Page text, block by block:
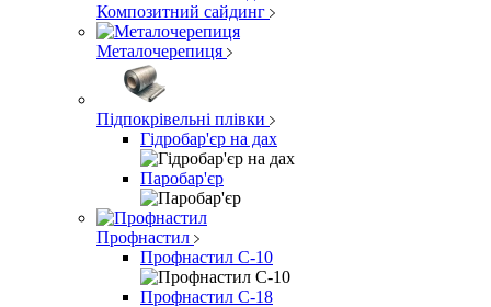
Композитний сайдинг
Металочерепиця
Підпокрівельні плівки
Гідробар'єр на дах
Паробар'єр
Профнастил
Профнастил С-10
Профнастил С-18